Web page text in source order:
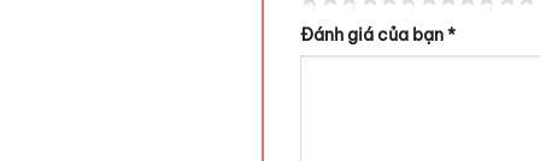
Đánh giá của bạn*